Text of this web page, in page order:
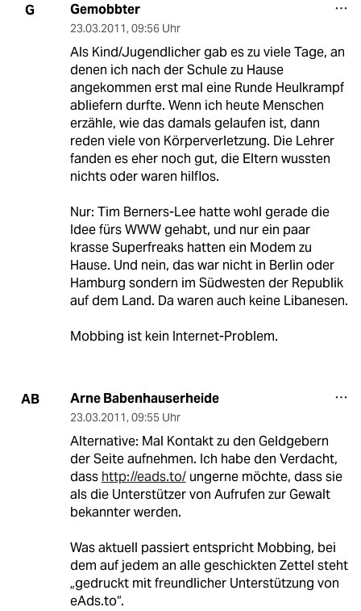
G Gemobbter
23.03.2011, 09:56 Uhr
Als Kind/Jugendlicher gab es zu viele Tage, an
denen ich nach der Schule zu Hause
angekommen erst mal eine Runde Heulkrampf
abliefern durfte. Wenn ich heute Menschen
erzähle, wie das damals gelaufen ist, dann
reden viele von Körperverletzung. Die Lehrer
fanden es eher noch gut, die Eltern wussten
nichts oder waren hilflos.
Nur: Tim Berners-Lee hatte wohl gerade die
Idee fürs WWW gehabt, und nur ein paar
krasse Superfreaks hatten ein Modem zu
Hause. Und nein, das war nicht in Berlin oder
Hamburg sondern im Südwesten der Republik
auf dem Land. Da waren auch keine Libanesen.
Mobbing ist kein Internet-Problem.
AB Arne Babenhauserheide
23.03.2011, 09:55 Uhr
Alternative: Mal Kontakt zu den Geldgebern
der Seite aufnehmen. Ich habe den Verdacht,
dass http://eads.to/ungerne möchte, dass sie
als die Unterstützer von Aufrufen zur Gewalt
bekannter werden.
Was aktuell passiert entspricht Mobbing, bei
dem auf jedem an alle geschickten Zettel steht
„gedruckt mit freundlicher Unterstützung von
eAds.to“.